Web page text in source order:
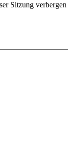
Sitzung verbergen